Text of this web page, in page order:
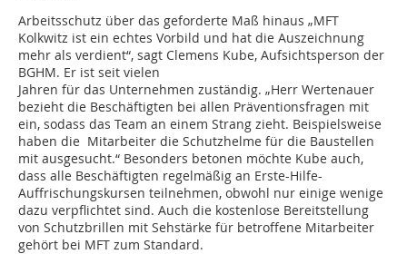
Arbeitsschutz über das geforderte Maß hinaus „MFT
Kolkwitz ist ein echtes Vorbild und hat die Auszeichnung
mehr als verdient“, sagt Clemens Kube, Aufsichtsperson der
BGHM. Er ist seit vielen
Jahren für das Unternehmen zuständig. „Herr Wertenauer
bezieht die Beschäftigten bei allen Präventionsfragen mit
ein, sodass das Team an einem Strang zieht. Beispielsweise
haben die Mitarbeiter die Schutzhelme für die Baustellen
mit ausgesucht.“ Besonders betonen möchte Kube auch,
dass alle Beschäftigten regelmäßig an Erste-Hilfe-
Auffrischungskursen teilnehmen, obwohl nur einige wenige
dazu verpflichtet sind. Auch die kostenlose Bereitstellung
von Schutzbrillen mit Sehstärke für betroffene Mitarbeiter
gehört bei MFT zum Standard.